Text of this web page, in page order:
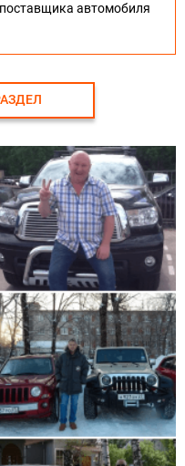
автомобиля